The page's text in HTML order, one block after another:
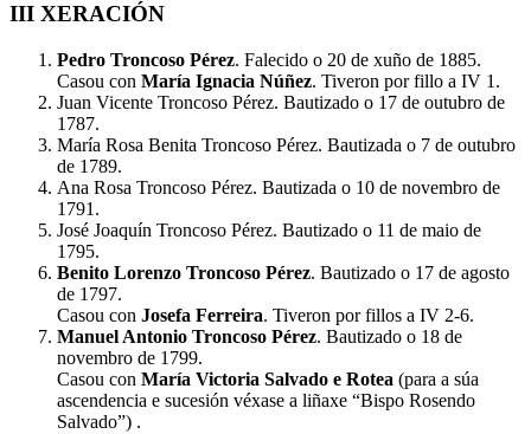
III XERACIÓN
Pedro Troncoso Pérez. Falecido o 20 de xuño de 1885.
Casou con María Ignacia Núñez. Tiveron por fillo a IV 1.
Juan Vicente Troncoso Pérez. Bautizado o 17 de outubro de
1787.
María Rosa Benita Troncoso Pérez. Bautizada o 7 de outubro
de 1789.
Ana Rosa Troncoso Pérez. Bautizada o 10 de novembro de
1791.
José Joaquín Troncoso Pérez. Bautizado o 11 de maio de
1795.
Benito Lorenzo Troncoso Pérez. Bautizado o 17 de agosto
de 1797.
Casou con Josefa Ferreira. Tiveron por fillos a IV 2-6.
Manuel Antonio Troncoso Pérez. Bautizado o 18 de
novembro de 1799.
Casou con María Victoria Salvado e Rotea (para a súa
ascendencia e sucesión véxase a liñaxe “Bispo Rosendo
Salvado”) .